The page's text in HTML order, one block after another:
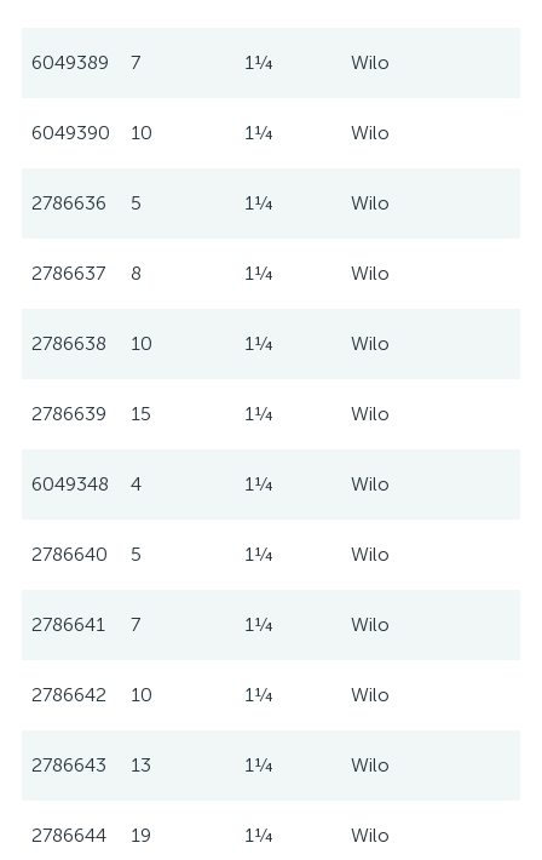
6049389 7 1¼ Wilo
6049390 10 1¼ Wilo
2786636 5 1¼ Wilo
2786637 8 1¼ Wilo
2786638 10 1¼ Wilo
2786639 15 1¼ Wilo
6049348 4 1¼ Wilo
2786640 5 1¼ Wilo
2786641 7 1¼ Wilo
2786642 10 1¼ Wilo
2786643 13 1¼ Wilo
2786644 19 1¼ Wilo